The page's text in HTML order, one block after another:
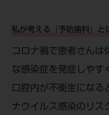
私が考える『予防歯科』と
コロナ禍で患者さんは
な感染症を発症しやす
口腔内が不衛生になる
ナウイルス感染のリス